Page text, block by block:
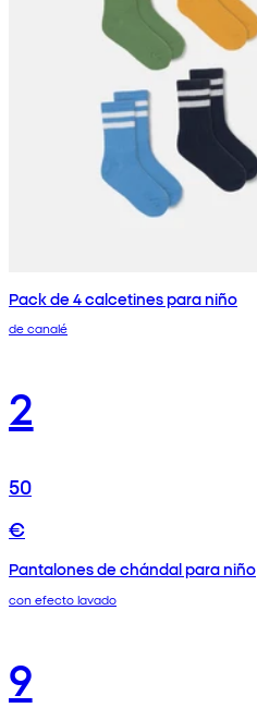
Pack de 4 calcetines para niño
de canalé
2
50
€
Pantalones de chándal para niño
con efecto lavado
9